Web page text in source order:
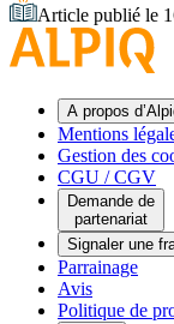
Article publié le
A propos
Mentions
Gestion des
CGU / CGV
Demande de
partenariat
Signaler une
Parrainage
Avis
Politique de